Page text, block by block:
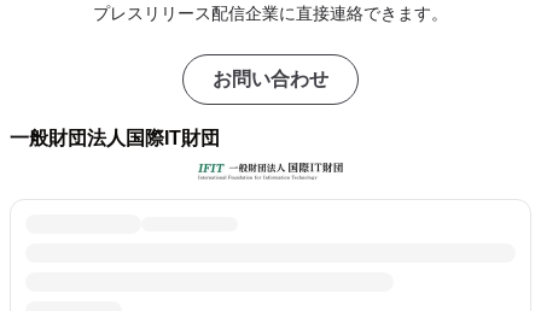
プレスリリース配信企業に直接連絡できます。
お問い合わせ
一般財団法人国際IT財団